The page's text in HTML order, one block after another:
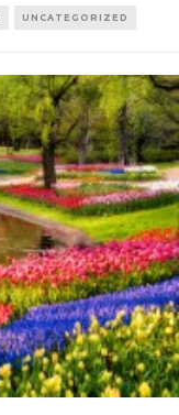
UNCATEGORIZED